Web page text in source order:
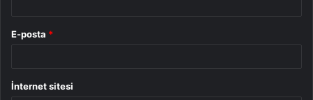
E-posta *
İnternet sitesi